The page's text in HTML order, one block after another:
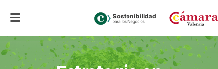
Estrategia en
Sostenibilidad